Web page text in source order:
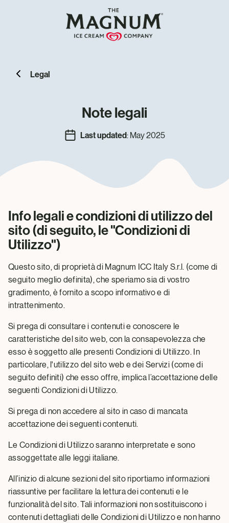
Legal
Note legali
Last updated: May 2025
Info legali e condizioni di utilizzo del
sito (di seguito, le "Condizioni di
Utilizzo")
Questo sito, di proprietà di Magnum ICC Italy S.r.l. (come di
seguito meglio definita), che speriamo sia di vostro
gradimento, è fornito a scopo informativo e di
intrattenimento.
Si prega di consultare i contenuti e conoscere le
caratteristiche del sito web, con la consapevolezza che
esso è soggetto alle presenti Condizioni di Utilizzo. In
particolare, l'utilizzo del sito web e dei Servizi (come di
seguito definiti) che esso offre, implica l’accettazione delle
seguenti Condizioni di Utilizzo.
Si prega di non accedere al sito in caso di mancata
accettazione dei seguenti contenuti.
Le Condizioni di Utilizzo saranno interpretate e sono
assoggettate alle leggi italiane.
All’inizio di alcune sezioni del sito riportiamo informazioni
riassuntive per facilitare la lettura dei contenuti e le
funzionalità del sito. Tali informazioni non sostituiscono i
contenuti dettagliati delle Condizioni di Utilizzo e non hanno